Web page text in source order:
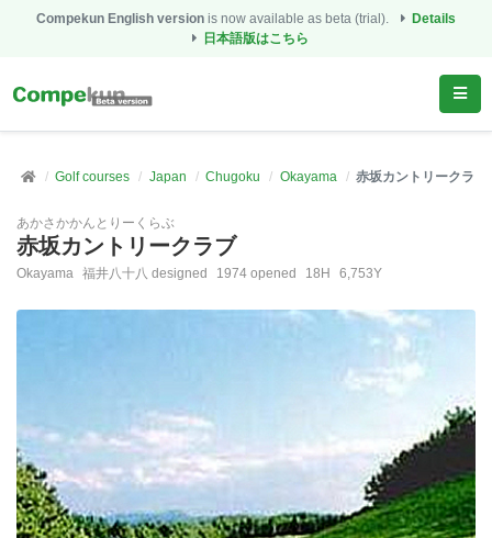
Compekun English version is now available as beta (trial).
Details
日本語版はこちら
Golf courses Japan Chugoku Okayama 赤坂カントリークラブ
あかさかかんとりーくらぶ
赤坂カントリークラブ
Okayama 福井八十八 designed 1974 opened 18H 6,753Y